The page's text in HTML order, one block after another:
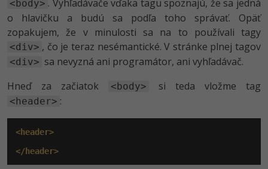
Pre deti
Viac
Fórum
Kybernetická bezpečnost
Elektronický podpis
Windows
Fórum
Príbehy absolventov
Blog
Médiá
Kariéra
<body> . Vyhľadávače vďaka tagu spoznajú, že sa jedná
o hlavičku a budú sa podľa toho správať. Opäť
zopakujem, že v minulosti sa na to používali tagy
<div> , čo je teraz nesémantické. V stránke plnej tagov
<div> sa nevyzná ani programátor, ani vyhľadávač.
Hneď za začiatok
<body> si teda vložme tag
<header> :
<header>
</header>